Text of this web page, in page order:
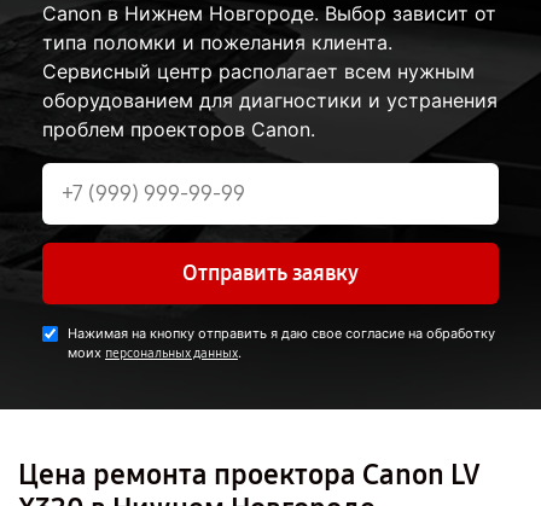
Canon в Нижнем Новгороде. Выбор зависит от
типа поломки и пожелания клиента.
Сервисный центр располагает всем нужным
оборудованием для диагностики и устранения
проблем проекторов Canon.
Отправить заявку
Нажимая на кнопку отправить я даю свое согласие на обработку
моих персональных данных.
Цена ремонта проектора Canon LV